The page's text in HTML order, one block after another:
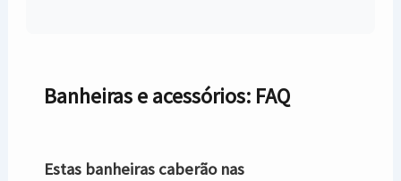
Banheiras e acessórios: FAQ
Estas banheiras caberão nas